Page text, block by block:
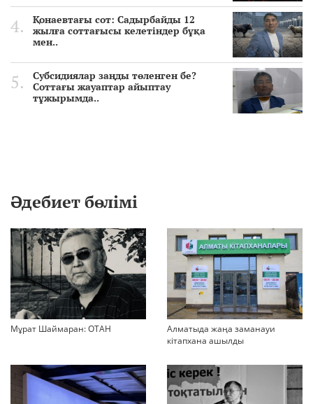
Қонаевтағы сот: Садырбайды 12
жылға соттағысы келетіндер бұқа
мен..
Субсидиялар заңды төленген бе?
Соттағы жауаптар айыптау
тұжырымда..
Әдебиет бөлімі
Мұрат Шаймаран: ОТАН
Алматыда жаңа заманауи
кітапхана ашылды